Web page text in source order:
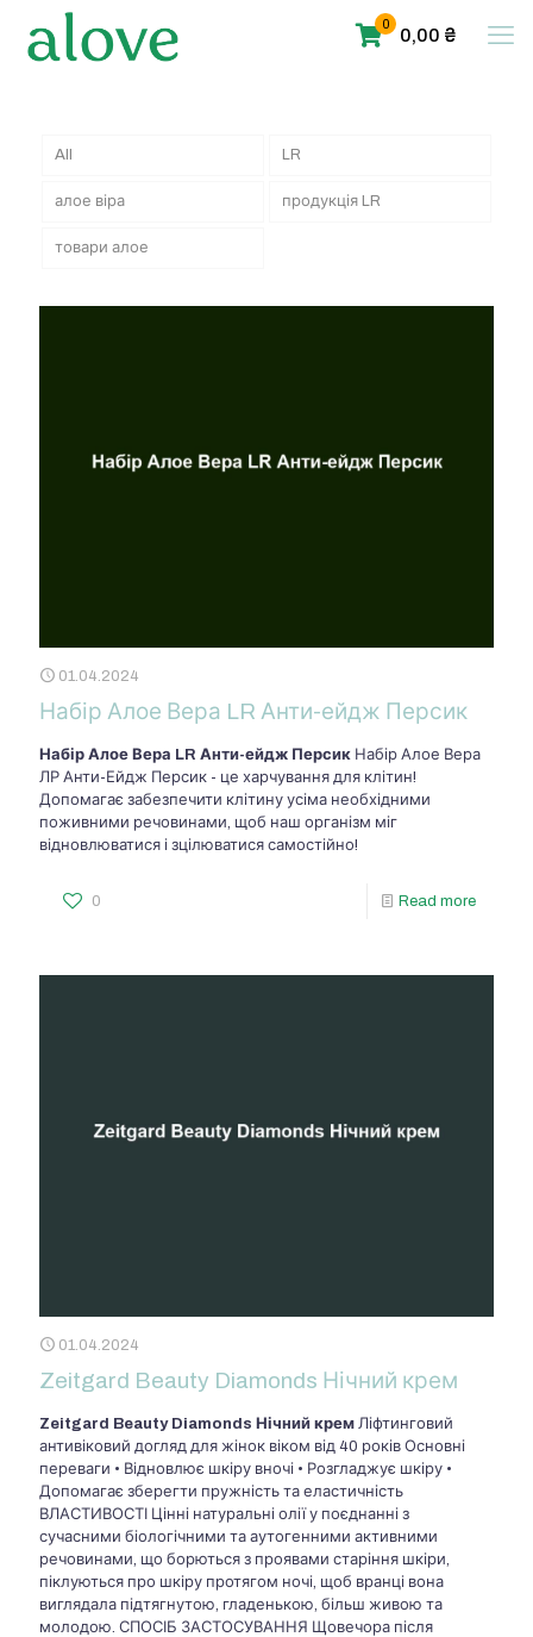
0
0,00 ₴
All LR
алое віра продукція LR
товари алое
01.04.2024
Набір Алое Вера LR Анти-ейдж Персик
Набір Алое Вера LR Анти-ейдж Персик Набір Алое Вера
ЛР Анти-Ейдж Персик - це харчування для клітин!
Допомагає забезпечити клітину усіма необхідними
поживними речовинами, щоб наш організм міг
відновлюватися і зцілюватися самостійно!
0 Read more
01.04.2024
Zeitgard Beauty Diamonds Нічний крем
Zeitgard Beauty Diamonds Нічний крем Ліфтинговий
антивіковий догляд для жінок віком від 40 років Основні
переваги • Відновлює шкіру вночі • Розгладжує шкіру •
Допомагає зберегти пружність та еластичність
ВЛАСТИВОСТІ Цінні натуральні олії у поєднанні з
сучасними біологічними та аутогенними активними
речовинами, що борються з проявами старіння шкіри,
піклуються про шкіру протягом ночі, щоб вранці вона
виглядала підтягнутою, гладенькою, більш живою та
молодою. СПОСІБ ЗАСТОСУВАННЯ Щовечора після